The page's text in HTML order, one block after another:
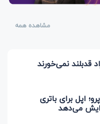
مشاهده همه
افشای ابعاد آیفون ۱۸ پرو؛ اپل برای باتری
می‌دهد